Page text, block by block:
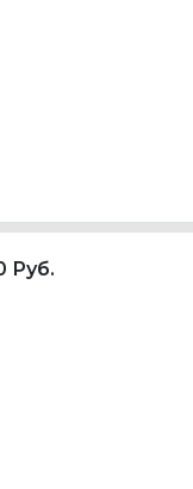
Руб.